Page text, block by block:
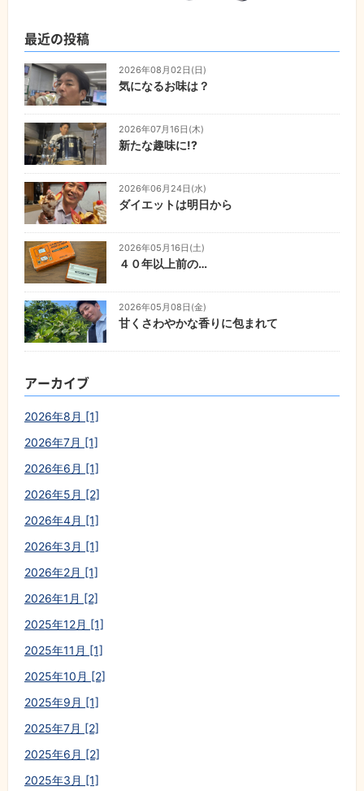
最近の投稿
2026年08月02日(日)
気になるお味は？
2026年07月16日(木)
新たな趣味に!?
2026年06月24日(水)
ダイエットは明日から
2026年05月16日(土)
４０年以上前の…
2026年05月08日(金)
甘くさわやかな香りに包まれて
アーカイブ
2026年8月 [1]
2026年7月 [1]
2026年6月 [1]
2026年5月 [2]
2026年4月 [1]
2026年3月 [1]
2026年2月 [1]
2026年1月 [2]
2025年12月 [1]
2025年11月 [1]
2025年10月 [2]
2025年9月 [1]
2025年7月 [2]
2025年6月 [2]
2025年3月 [1]